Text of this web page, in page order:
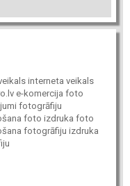
interneta veikals
e-komercija foto
fotogrāfiju
foto izdruka foto
fotogrāfiju izdruka